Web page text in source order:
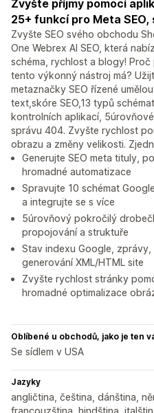
Zvyšte příjmy pomocí
25+ funkcí pro Meta
Zvyšte SEO svého obchodu
One Webrex AI SEO, která
schéma, rychlost a blogy!
tento výkonný nástroj má?
metaznačky SEO řízené
text,skóre SEO,13 typů
kontrolních aplikací,
správu 404. Zvyšte rychlost
obrazu a změny velikosti.
Generujte SEO meta tituly,
hromadné automatizace
Spravujte 10 schémat
a integrujte se s více
5úrovňový pokročilý
propojování a struktuře
Stav indexu Google,
generování XML/HTML site
Zvyšte rychlost stránky
hromadné optimalizace
Oblíbené u obchodů, jako je ten
Se sídlem v USA
Jazyky
angličtina, čeština, dánština,